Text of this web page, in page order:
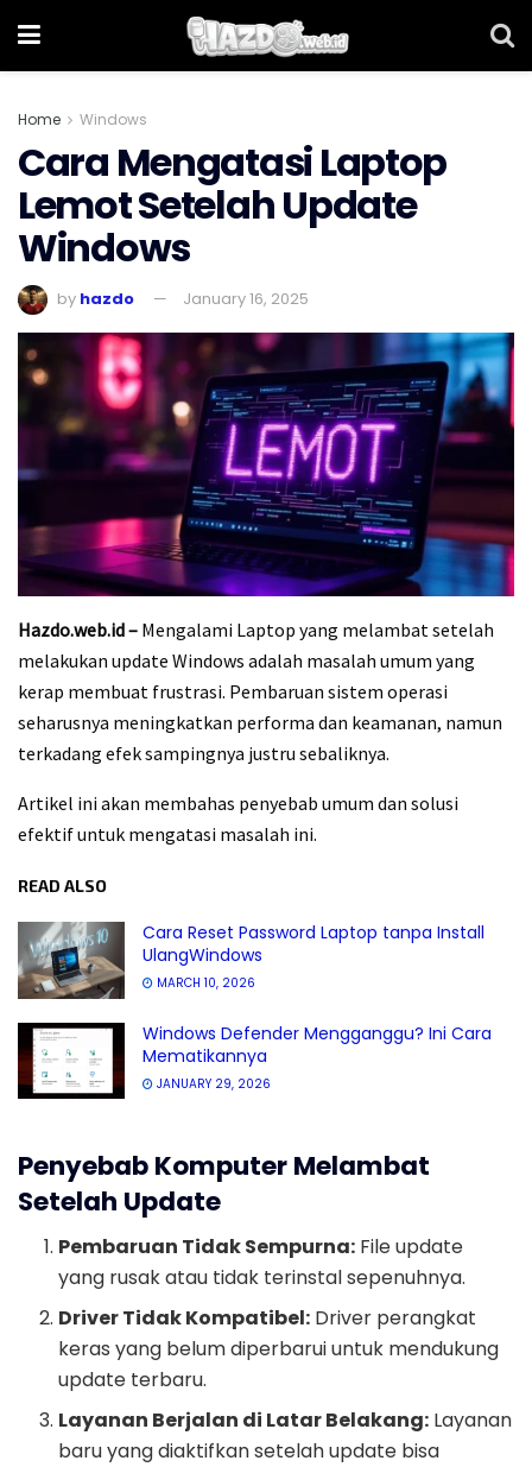
Home Windows
Cara Mengatasi Laptop
Lemot Setelah Update
Windows
by hazdo January 16, 2025
Hazdo.web.id – Mengalami Laptop yang melambat setelah
melakukan update Windows adalah masalah umum yang
kerap membuat frustrasi. Pembaruan sistem operasi
seharusnya meningkatkan performa dan keamanan, namun
terkadang efek sampingnya justru sebaliknya.
Artikel ini akan membahas penyebab umum dan solusi
efektif untuk mengatasi masalah ini.
READ ALSO
Cara Reset Password Laptop tanpa Install
UlangWindows
MARCH 10, 2026
Windows Defender Mengganggu? Ini Cara
Mematikannya
JANUARY 29, 2026
Penyebab Komputer Melambat
Setelah Update
Pembaruan Tidak Sempurna: File update
yang rusak atau tidak terinstal sepenuhnya.
Driver Tidak Kompatibel: Driver perangkat
keras yang belum diperbarui untuk mendukung
update terbaru.
Layanan Berjalan di Latar Belakang: Layanan
baru yang diaktifkan setelah update bisa